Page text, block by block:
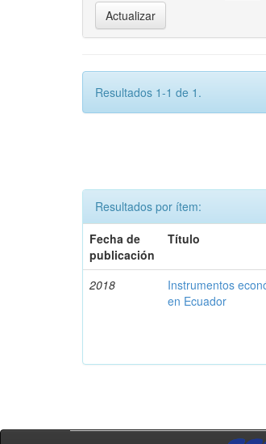
Resultados 1-1 de 1.
Resultados por ítem:
Fecha de
publicación
Título
2018
Instrumentos
en Ecuador